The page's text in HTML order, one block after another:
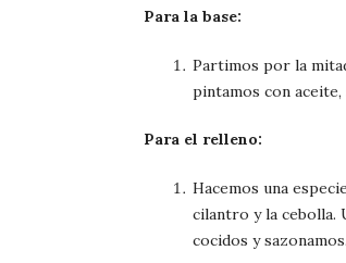
Para la base:
Partimos por la
pintamos con aceite,
Para el relleno:
Hacemos una
cilantro y la cebolla.
cocidos y sazonamos.